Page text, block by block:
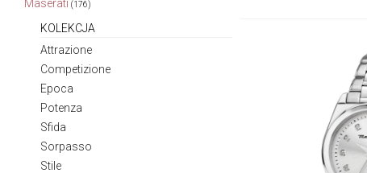
Maserati (176)
KOLEKCJA
Attrazione
Competizione
Epoca
Potenza
Sfida
Sorpasso
Stile